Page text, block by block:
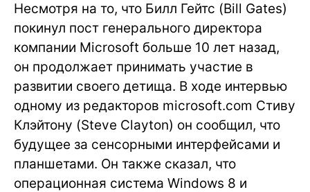
Несмотря на то, что Билл Гейтс (Bill Gates)
покинул пост генерального директора
компании Microsoft больше 10 лет назад,
он продолжает принимать участие в
развитии своего детища. В ходе интервью
одному из редакторов microsoft.com Стиву
Клэйтону (Steve Clayton) он сообщил, что
будущее за сенсорными интерфейсами и
планшетами. Он также сказал, что
операционная система Windows 8 и